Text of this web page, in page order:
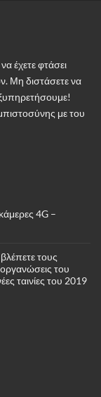
έχετε φτάσει
Μη διστάσετε να
με του
4G –
τους
του
ταινίες του 2019